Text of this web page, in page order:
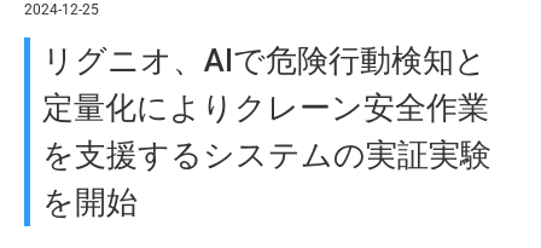
2024-12-25
リグニオ、AIで危険行動検知と
定量化によりクレーン安全作業
を支援するシステムの実証実験
を開始